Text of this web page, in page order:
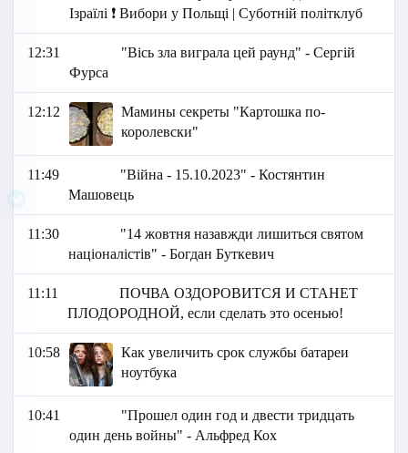
Ізраїлі ❗️ Вибори у Польщі | Суботній політклуб
12:31
"Вісь зла виграла цей раунд" - Сергій
Фурса
12:12
Мамины секреты "Картошка по-
королевски"
11:49
"Війна - 15.10.2023" - Костянтин
Машовець
11:30
"14 жовтня назавжди лишиться святом
націоналістів" - Богдан Буткевич
11:11
ПОЧВА ОЗДОРОВИТСЯ И СТАНЕТ
ПЛОДОРОДНОЙ, если сделать это осенью!
10:58
Как увеличить срок службы батареи
ноутбука
10:41
"Прошел один год и двести тридцать
один день войны" - Альфред Кох